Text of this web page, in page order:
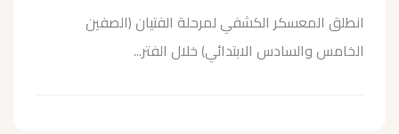
انطلق المعسكر الكشفي لمرحلة الفتيان (الصفين
الخامس والسادس الابتدائي) خلال الفتر...